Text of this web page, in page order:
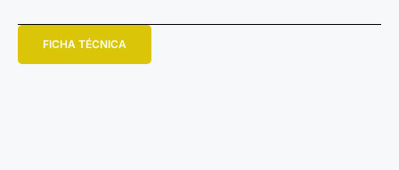
FICHA TÉCNICA